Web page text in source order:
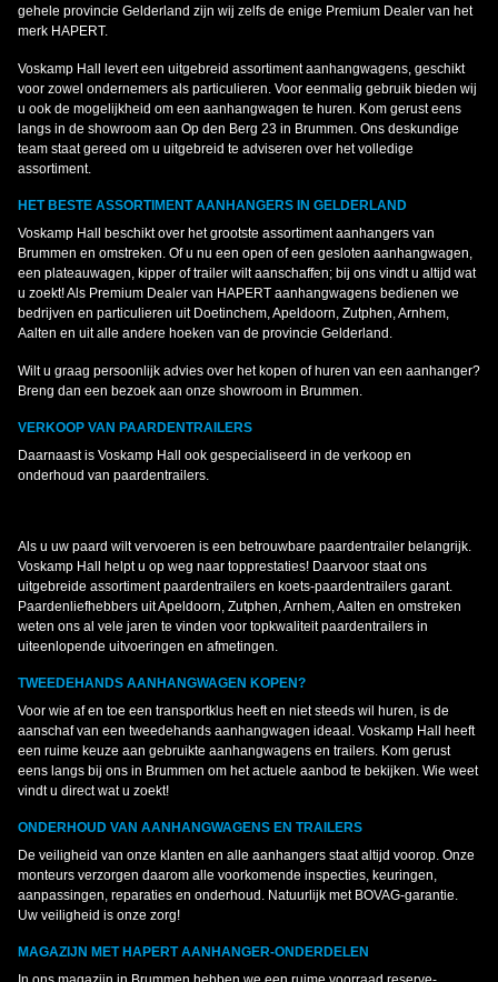
gehele provincie Gelderland zijn wij zelfs de enige Premium Dealer van het
merk HAPERT.
Voskamp Hall levert een uitgebreid assortiment aanhangwagens, geschikt
voor zowel ondernemers als particulieren. Voor eenmalig gebruik bieden wij
u ook de mogelijkheid om een aanhangwagen te huren. Kom gerust eens
langs in de showroom aan Op den Berg 23 in Brummen. Ons deskundige
team staat gereed om u uitgebreid te adviseren over het volledige
assortiment.
HET BESTE ASSORTIMENT AANHANGERS IN GELDERLAND
Voskamp Hall beschikt over het grootste assortiment aanhangers van
Brummen en omstreken. Of u nu een open of een gesloten aanhangwagen,
een plateauwagen, kipper of trailer wilt aanschaffen; bij ons vindt u altijd wat
u zoekt! Als Premium Dealer van HAPERT aanhangwagens bedienen we
bedrijven en particulieren uit Doetinchem, Apeldoorn, Zutphen, Arnhem,
Aalten en uit alle andere hoeken van de provincie Gelderland.
Wilt u graag persoonlijk advies over het kopen of huren van een aanhanger?
Breng dan een bezoek aan onze showroom in Brummen.
VERKOOP VAN PAARDENTRAILERS
Daarnaast is Voskamp Hall ook gespecialiseerd in de verkoop en
onderhoud van paardentrailers.
Als u uw paard wilt vervoeren is een betrouwbare paardentrailer belangrijk.
Voskamp Hall helpt u op weg naar topprestaties! Daarvoor staat ons
uitgebreide assortiment paardentrailers en koets-paardentrailers garant.
Paardenliefhebbers uit Apeldoorn, Zutphen, Arnhem, Aalten en omstreken
weten ons al vele jaren te vinden voor topkwaliteit paardentrailers in
uiteenlopende uitvoeringen en afmetingen.
TWEEDEHANDS AANHANGWAGEN KOPEN?
Voor wie af en toe een transportklus heeft en niet steeds wil huren, is de
aanschaf van een tweedehands aanhangwagen ideaal. Voskamp Hall heeft
een ruime keuze aan gebruikte aanhangwagens en trailers. Kom gerust
eens langs bij ons in Brummen om het actuele aanbod te bekijken. Wie weet
vindt u direct wat u zoekt!
ONDERHOUD VAN AANHANGWAGENS EN TRAILERS
De veiligheid van onze klanten en alle aanhangers staat altijd voorop. Onze
monteurs verzorgen daarom alle voorkomende inspecties, keuringen,
aanpassingen, reparaties en onderhoud. Natuurlijk met BOVAG-garantie.
Uw veiligheid is onze zorg!
MAGAZIJN MET HAPERT AANHANGER-ONDERDELEN